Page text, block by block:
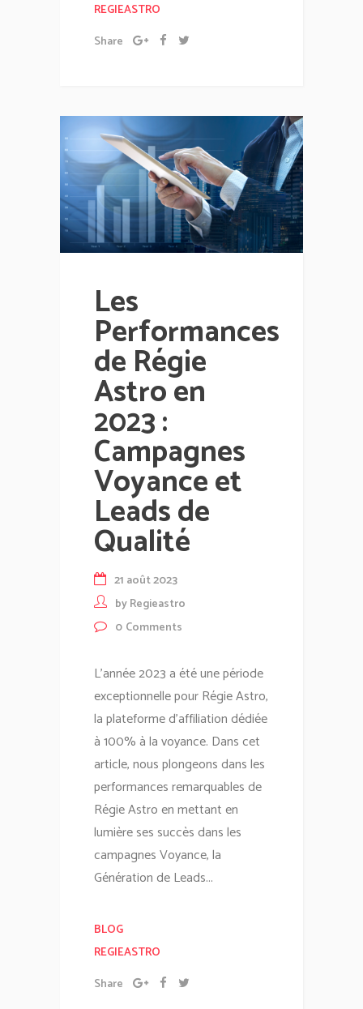
REGIEASTRO
Share
Les
Performances
de Régie
Astro en
2023 :
Campagnes
Voyance et
Leads de
Qualité
21 août 2023
byRegieastro
0 Comments
L'année 2023 a été une période
exceptionnelle pour Régie Astro,
la plateforme d'affiliation dédiée
à 100% à la voyance. Dans cet
article, nous plongeons dans les
performances remarquables de
Régie Astro en mettant en
lumière ses succès dans les
campagnes Voyance, la
Génération de Leads...
BLOG
REGIEASTRO
Share